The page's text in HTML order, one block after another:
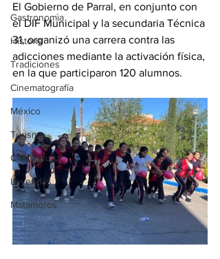
Gastronomìa
Historia
Tradiciones
Cinematografía
México
Turismo
Chihuahua
Leyendas
Matamoros
El Gobierno de Parral, en conjunto con
el DIF Municipal y la secundaria Técnica
31, organizó una carrera contra las
adicciones mediante la activación física,
en la que participaron 120 alumnos.